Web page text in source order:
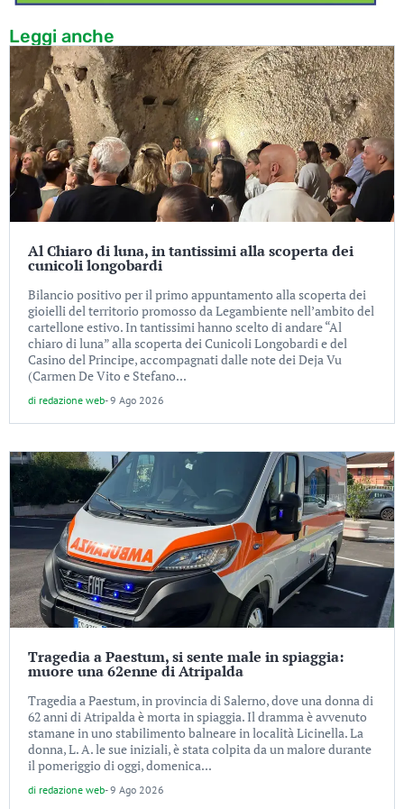
Leggi anche
Al Chiaro di luna, in tantissimi alla scoperta dei
cunicoli longobardi
Bilancio positivo per il primo appuntamento alla scoperta dei
gioielli del territorio promosso da Legambiente nell’ambito del
cartellone estivo. In tantissimi hanno scelto di andare “Al
chiaro di luna” alla scoperta dei Cunicoli Longobardi e del
Casino del Principe, accompagnati dalle note dei Deja Vu
(Carmen De Vito e Stefano...
di redazione web-9 Ago 2026
Tragedia a Paestum, si sente male in spiaggia:
muore una 62enne di Atripalda
Tragedia a Paestum, in provincia di Salerno, dove una donna di
62 anni di Atripalda è morta in spiaggia. Il dramma è avvenuto
stamane in uno stabilimento balneare in località Licinella. La
donna, L. A. le sue iniziali, è stata colpita da un malore durante
il pomeriggio di oggi, domenica...
di redazione web-9 Ago 2026